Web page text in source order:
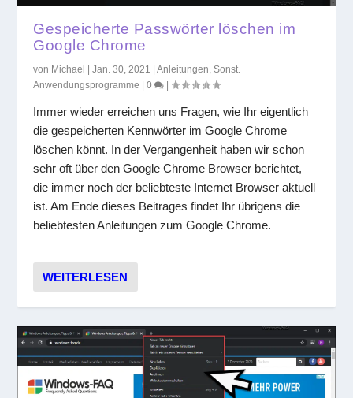
Gespeicherte Passwörter löschen im
Google Chrome
von Michael |Jan. 30, 2021 |Anleitungen ,Sonst.
Anwendungsprogramme |0 |
Immer wieder erreichen uns Fragen, wie Ihr eigentlich
die gespeicherten Kennwörter im Google Chrome
löschen könnt. In der Vergangenheit haben wir schon
sehr oft über den Google Chrome Browser berichtet,
die immer noch der beliebteste Internet Browser aktuell
ist. Am Ende dieses Beitrages findet Ihr übrigens die
beliebtesten Anleitungen zum Google Chrome.
WEITERLESEN